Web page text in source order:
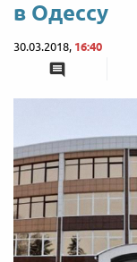
в Одессу
30.03.2018, 16:40